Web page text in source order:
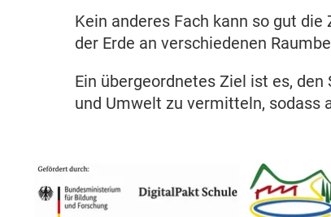
Kein anderes Fach kann so gut
der Erde an verschiedenen
Ein übergeordnetes Ziel ist es,
und Umwelt zu vermitteln, sodass